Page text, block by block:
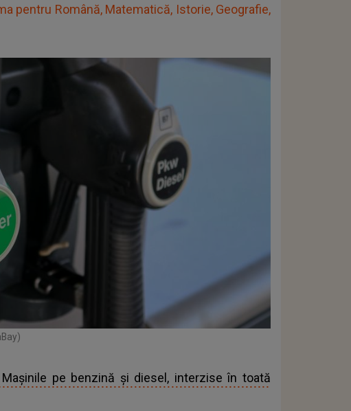
pentru Română, Matematică, Istorie, Geografie,
pe benzină și diesel, interzise în toată